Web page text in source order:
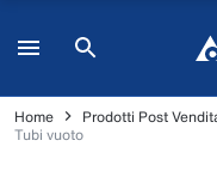
Home Prodotti Post
Tubi vuoto